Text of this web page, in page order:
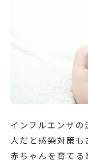
インフルエンザの
人だと感染対策
赤ちゃんを育て